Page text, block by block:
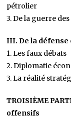
pétrolier
3. De la guerre
III. De la défense
1. Les faux débats
2. Diplomatie
3. La réalité
TROISIÈME
offensifs